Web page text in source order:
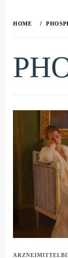
HOME